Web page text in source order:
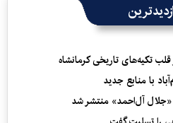
قلب تکیه‌های تاریخی کرمانشاه
با منابع جدید
«جلال آل‌احمد» منتشر شد